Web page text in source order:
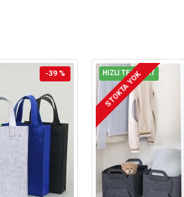
-39 % HIZLI TESLİMAT
STOKTA YOK